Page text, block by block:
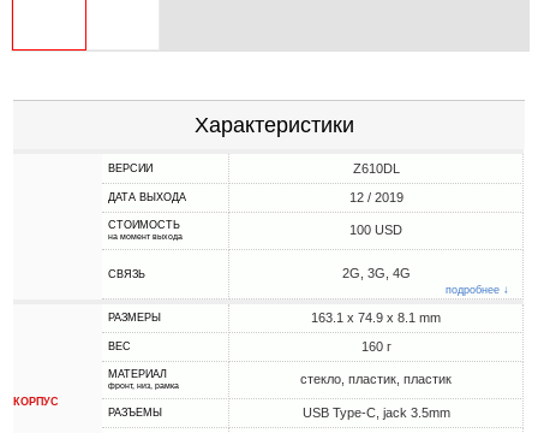
Характеристики
ВЕРСИИ Z610DL
ДАТА ВЫХОДА 12 / 2019
СТОИМОСТЬ
на момент выхода 100 USD
СВЯЗЬ 2G, 3G, 4G
подробнее ↓
КОРПУС
РАЗМЕРЫ 163.1 x 74.9 x 8.1 mm
ВЕС 160 г
МАТЕРИАЛ
фронт, низ, рамка стекло, пластик, пластик
РАЗЪЕМЫ USB Type-C, jack 3.5mm